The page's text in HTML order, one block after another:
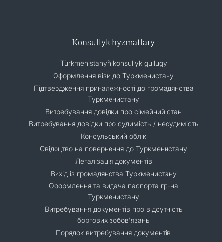
Konsullyk hyzmatlary
Türkmenistanyň konsullyk gullugy
Оформлення візи до Туркменистану
Підтвердження приналежності до громадянства
Туркменистану
Витребування довідки про сімейний стан
Витребування довідки про судимість / несудимість
Консульський облік
Свідоцтво на повернення до Туркменистану
Легалізація документів
Вихід із громадянства Туркменистану
Оформлення та видача паспорта гр-на
Туркменистану
Витребування документів про відсутність
боргових зобов'язань
Порядок витребування документів